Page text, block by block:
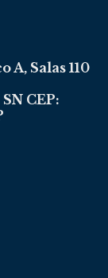
A, Salas 110
CEP: